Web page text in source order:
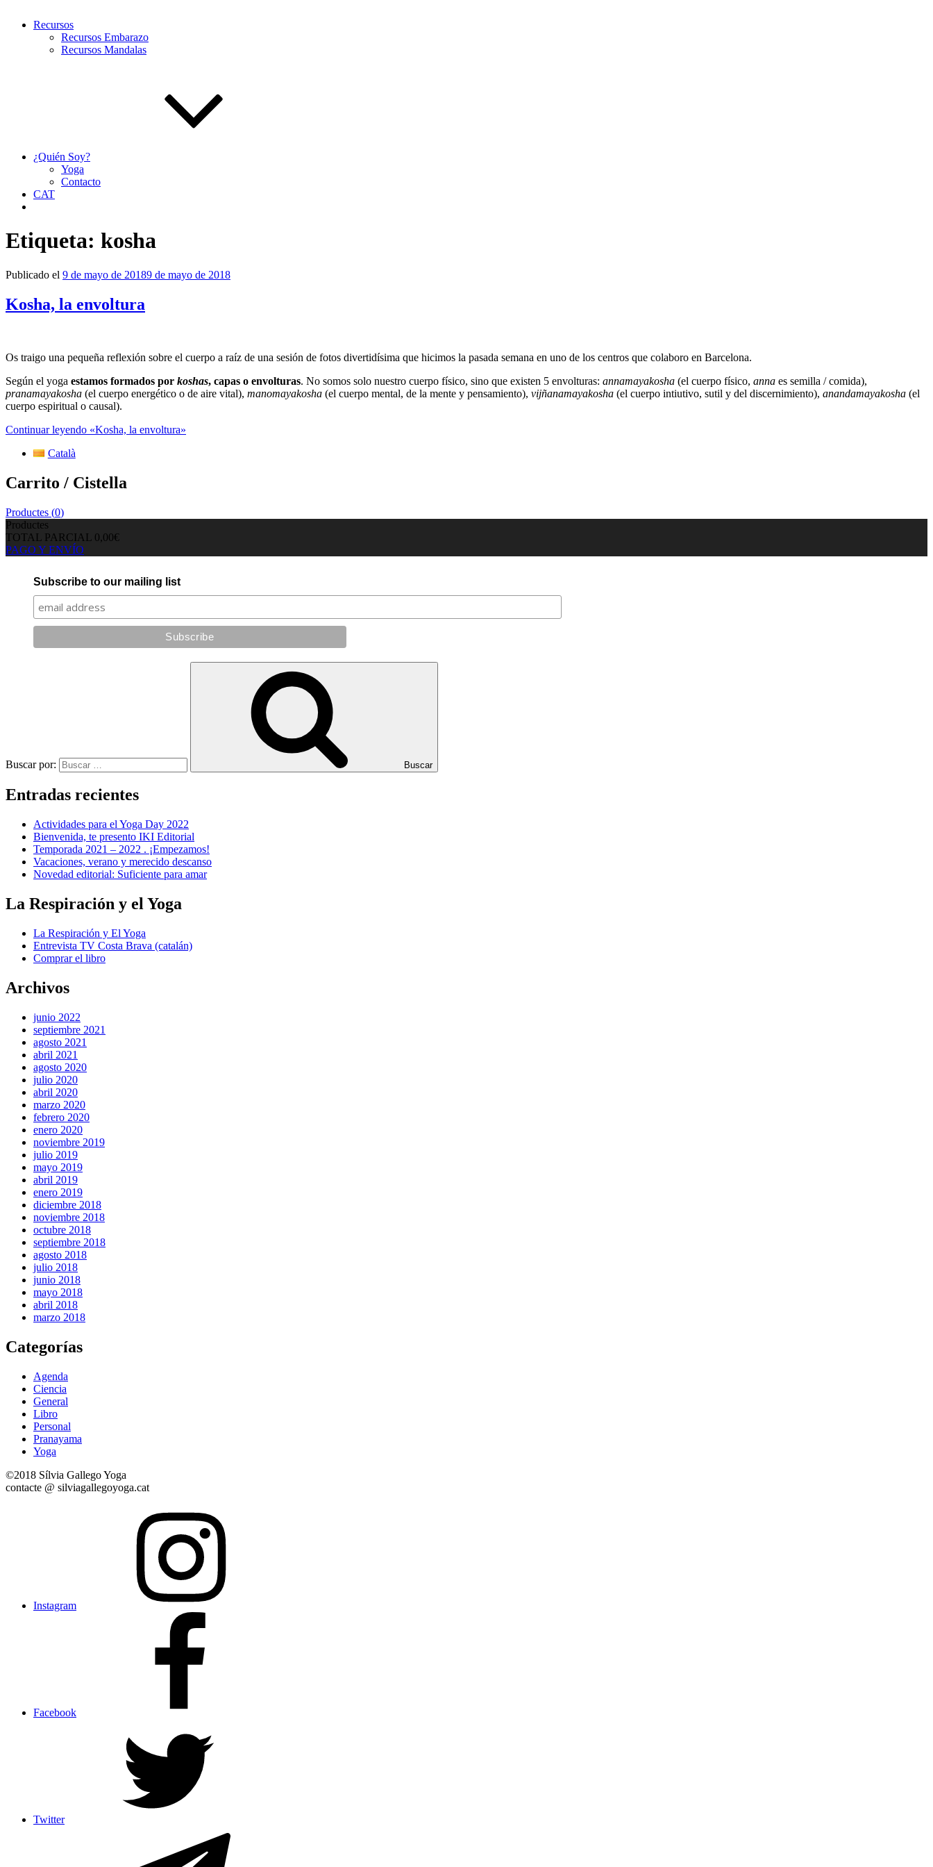
Recursos
Recursos Embarazo
Recursos Mandalas
¿Quién Soy?
Yoga
Contacto
CAT
Etiqueta: kosha
Publicado el 9 de mayo de 20189 de mayo de 2018
Kosha, la envoltura
Os traigo una pequeña reflexión sobre el cuerpo a raíz de una sesión de fotos divertidísima que hicimos la pasada semana en uno de los centros que colaboro en Barcelona.
Según el yoga estamos formados por koshas, capas o envolturas. No somos solo nuestro cuerpo físico, sino que existen 5 envolturas: annamayakosha (el cuerpo físico, anna es semilla / comida),
pranamayakosha (el cuerpo energético o de aire vital), manomayakosha (el cuerpo mental, de la mente y pensamiento), vijñanamayakosha (el cuerpo intiutivo, sutil y del discernimiento), anandamayakosha (el
cuerpo espiritual o causal).
Continuar leyendo «Kosha, la envoltura»
Català
Carrito / Cistella
Productes (0)
Productes
TOTAL PARCIAL 0,00€
PAGO Y ENVÍO
Subscribe to our mailing list
Buscar por: Buscar
Entradas recientes
Actividades para el Yoga Day 2022
Bienvenida, te presento IKI Editorial
Temporada 2021 – 2022 . ¡Empezamos!
Vacaciones, verano y merecido descanso
Novedad editorial: Suficiente para amar
La Respiración y el Yoga
La Respiración y El Yoga
Entrevista TV Costa Brava (catalán)
Comprar el libro
Archivos
junio 2022
septiembre 2021
agosto 2021
abril 2021
agosto 2020
julio 2020
abril 2020
marzo 2020
febrero 2020
enero 2020
noviembre 2019
julio 2019
mayo 2019
abril 2019
enero 2019
diciembre 2018
noviembre 2018
octubre 2018
septiembre 2018
agosto 2018
julio 2018
junio 2018
mayo 2018
abril 2018
marzo 2018
Categorías
Agenda
Ciencia
General
Libro
Personal
Pranayama
Yoga
©2018 Sílvia Gallego Yoga
contacte @ silviagallegoyoga.cat
Instagram
Facebook
Twitter